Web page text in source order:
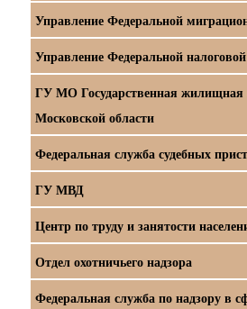
Управление Федеральной
Управление Федеральной
ГУ МО Государственная жилищная
Московской области
Федеральная служба судебных
ГУ МВД
Центр по труду и занятости
Отдел охотничьего надзора
Федеральная служба по надзору в